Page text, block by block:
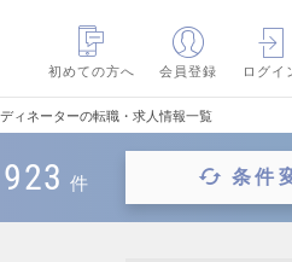
初めての方へ
会員登録 ログイ
ィネーターの転職・求人情報一覧
923 件 条件